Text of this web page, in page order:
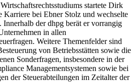
startete Dirk
Karriere bei Ebner Stolz und wechselte
Innerhalb der dhpg berät er vorrangig
in allen
Weitere Themenfelder sind
von Betriebsstätten sowie die
Sonderfragen, insbesondere in der
Managementsystemen sowie bei
der Steuerabteilungen im Zeitalter der